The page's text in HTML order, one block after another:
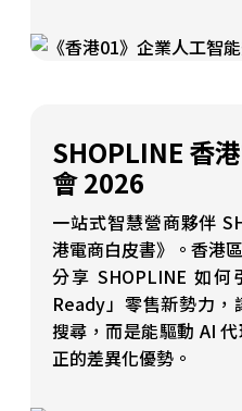
SHOPLINE 香
會 2026
一站式智慧營商夥伴
港電商白皮書》。香港
分享 SHOPLINE 如
Ready」零售新勢力
搜尋，而是能驅動 AI
正的差異化優勢。